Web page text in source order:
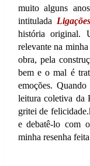
muito alguns
intitulada
história original.
relevante na
obra, pela
bem e o mal é
emoções.
leitura coletiva da
gritei de
e debatê-lo com
minha resenha